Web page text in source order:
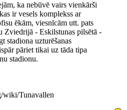
ka nebūvē vairs vienkārši
ir vesels komplekss ar
ēkām, viesnīcām utt. pats
Zviedrijā - Eskilstunas pilsētā -
stadiona uzturēšanas
pāriet tikai uz tāda tipa
stadionu.
wiki/Tunavallen